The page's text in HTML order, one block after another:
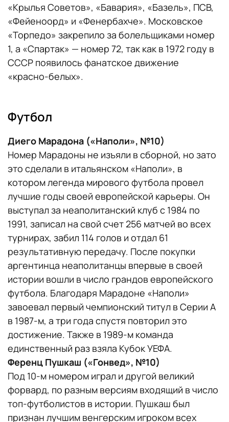
«Крылья Советов», «Бавария», «Базель», ПСВ,
«Фейеноорд» и «Фенербахче». Московское
«Торпедо» закрепило за болельщиками номер
1, а «Спартак» — номер 72, так как в 1972 году в
СССР появилось фанатское движение
«красно-белых».
Футбол
Диего Марадона («Наполи», №10)
Номер Марадоны не изъяли в сборной, но зато
это сделали в итальянском «Наполи», в
котором легенда мирового футбола провел
лучшие годы своей европейской карьеры. Он
выступал за неаполитанский клуб с 1984 по
1991, записал на свой счет 256 матчей во всех
турнирах, забил 114 голов и отдал 61
результативную передачу. После покупки
аргентинца неаполитанцы впервые в своей
истории вошли в число грандов европейского
футбола. Благодаря Марадоне «Наполи»
завоевал первый чемпионский титул в Серии А
в 1987-м, а три года спустя повторил это
достижение. Также в 1989-м команда
единственный раз взяла Кубок УЕФА.
Ференц Пушкаш («Гонвед», №10)
Под 10-м номером играл и другой великий
форвард, по разным версиям входящий в число
топ-футболистов в истории. Пушкаш был
признан лучшим венгерским игроком всех